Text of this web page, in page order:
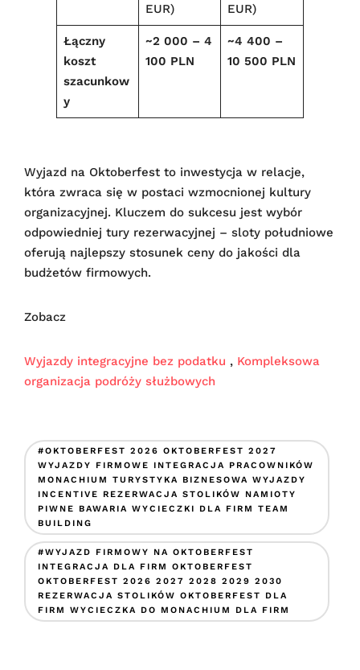
EUR)
EUR)
Łączny
koszt
szacunkow
y
~2 000 – 4
100 PLN
~4 400 –
10 500 PLN
Wyjazd na Oktoberfest to inwestycja w relacje,
która zwraca się w postaci wzmocnionej kultury
organizacyjnej. Kluczem do sukcesu jest wybór
odpowiedniej tury rezerwacyjnej – sloty południowe
oferują najlepszy stosunek ceny do jakości dla
budżetów firmowych.
Zobacz
Wyjazdy integracyjne bez podatku , Kompleksowa
organizacja podróży służbowych
#OKTOBERFEST 2026 OKTOBERFEST 2027
WYJAZDY FIRMOWE INTEGRACJA PRACOWNIKÓW
MONACHIUM TURYSTYKA BIZNESOWA WYJAZDY
INCENTIVE REZERWACJA STOLIKÓW NAMIOTY
PIWNE BAWARIA WYCIECZKI DLA FIRM TEAM
BUILDING
#WYJAZD FIRMOWY NA OKTOBERFEST
INTEGRACJA DLA FIRM OKTOBERFEST
OKTOBERFEST 2026 2027 2028 2029 2030
REZERWACJA STOLIKÓW OKTOBERFEST DLA
FIRM WYCIECZKA DO MONACHIUM DLA FIRM